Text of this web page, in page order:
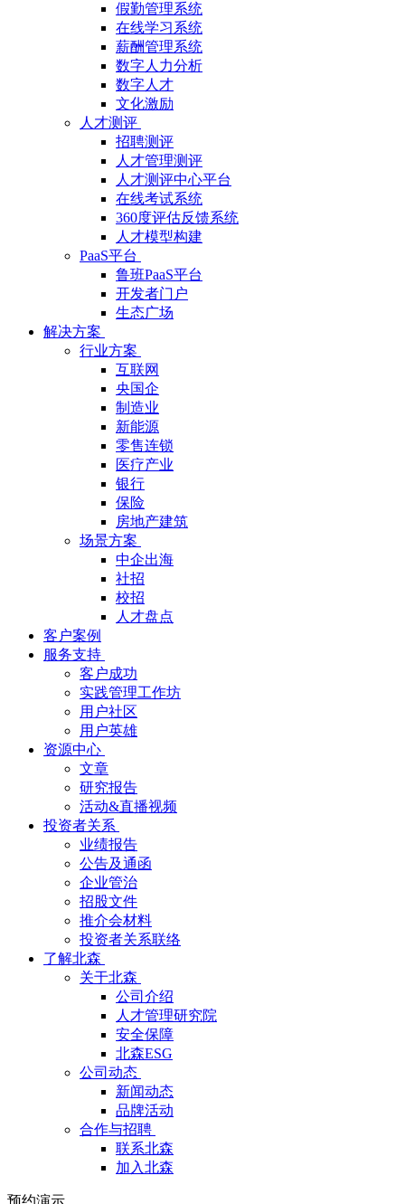
假勤管理系统
在线学习系统
薪酬管理系统
数字人力分析
数字人才
文化激励
人才测评
招聘测评
人才管理测评
人才测评中心平台
在线考试系统
360度评估反馈系统
人才模型构建
PaaS平台
鲁班PaaS平台
开发者门户
生态广场
解决方案
行业方案
互联网
央国企
制造业
新能源
零售连锁
医疗产业
银行
保险
房地产建筑
场景方案
中企出海
社招
校招
人才盘点
客户案例
服务支持
客户成功
实践管理工作坊
用户社区
用户英雄
资源中心
文章
研究报告
活动&直播视频
投资者关系
业绩报告
公告及通函
企业管治
招股文件
推介会材料
投资者关系联络
了解北森
关于北森
公司介绍
人才管理研究院
安全保障
北森ESG
公司动态
新闻动态
品牌活动
合作与招聘
联系北森
加入北森
预约演示